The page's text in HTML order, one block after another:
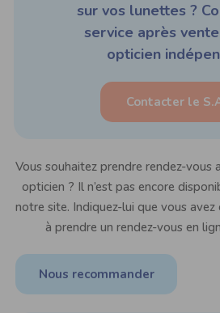
sur vos lunettes ?
service après
opticien
Contacter le
Vous souhaitez prendre rendez-vous
opticien ? Il n’est pas encore
notre site. Indiquez-lui que vous avez
à prendre un rendez-vous en
Nous recommander